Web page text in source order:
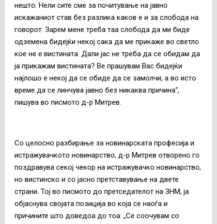
нешто. Нели сите сме за почитување на јавно
искажаниот став без разлика каков е и за слобода на
говорот. Зарем мене треба таа слобода да ми биде
одземена бидејќи некој сака да ме прикаже во светло
кое не е вистината. Дали јас не треба да се обидам да
ја прикажам вистината? Ве прашувам Вас бидејќи
најлошо е некој да се обиде да се замолчи, а во исто
време да се линчува јавно без никаква причина“,
пишува во писмото д-р Митрев.
Со целосно разбирање за новинарската професија и
истражувачкото новинарство, д-р Митрев отворено го
поздравува секој чекор на истражувачко новинарство,
но вистинско и со јасно претставување на двете
страни. Тој во писмото до претседателот на ЗНМ, ја
објаснува својата позиција во која се наоѓа и
причините што доведоа до тоа: „Се соочувам со